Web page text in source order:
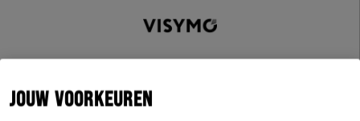
JOUW VOORKEUREN